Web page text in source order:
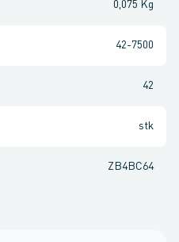
0,075 Kg
42-7500
42
stk
ZB4BC64